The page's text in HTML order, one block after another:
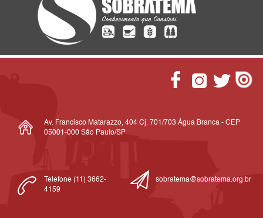
Av. Francisco Matarazzo, 404 Cj. 701/703 Água Branca - CEP
05001-000 São Paulo/SP
Telefone (11) 3662-
4159
sobratema@sobratema.org.br